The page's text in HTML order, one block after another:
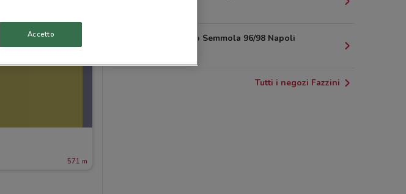
571 m
Via Mariano Semmola 96/98 Napoli
Tutti i negozi Fazzini
Accetto